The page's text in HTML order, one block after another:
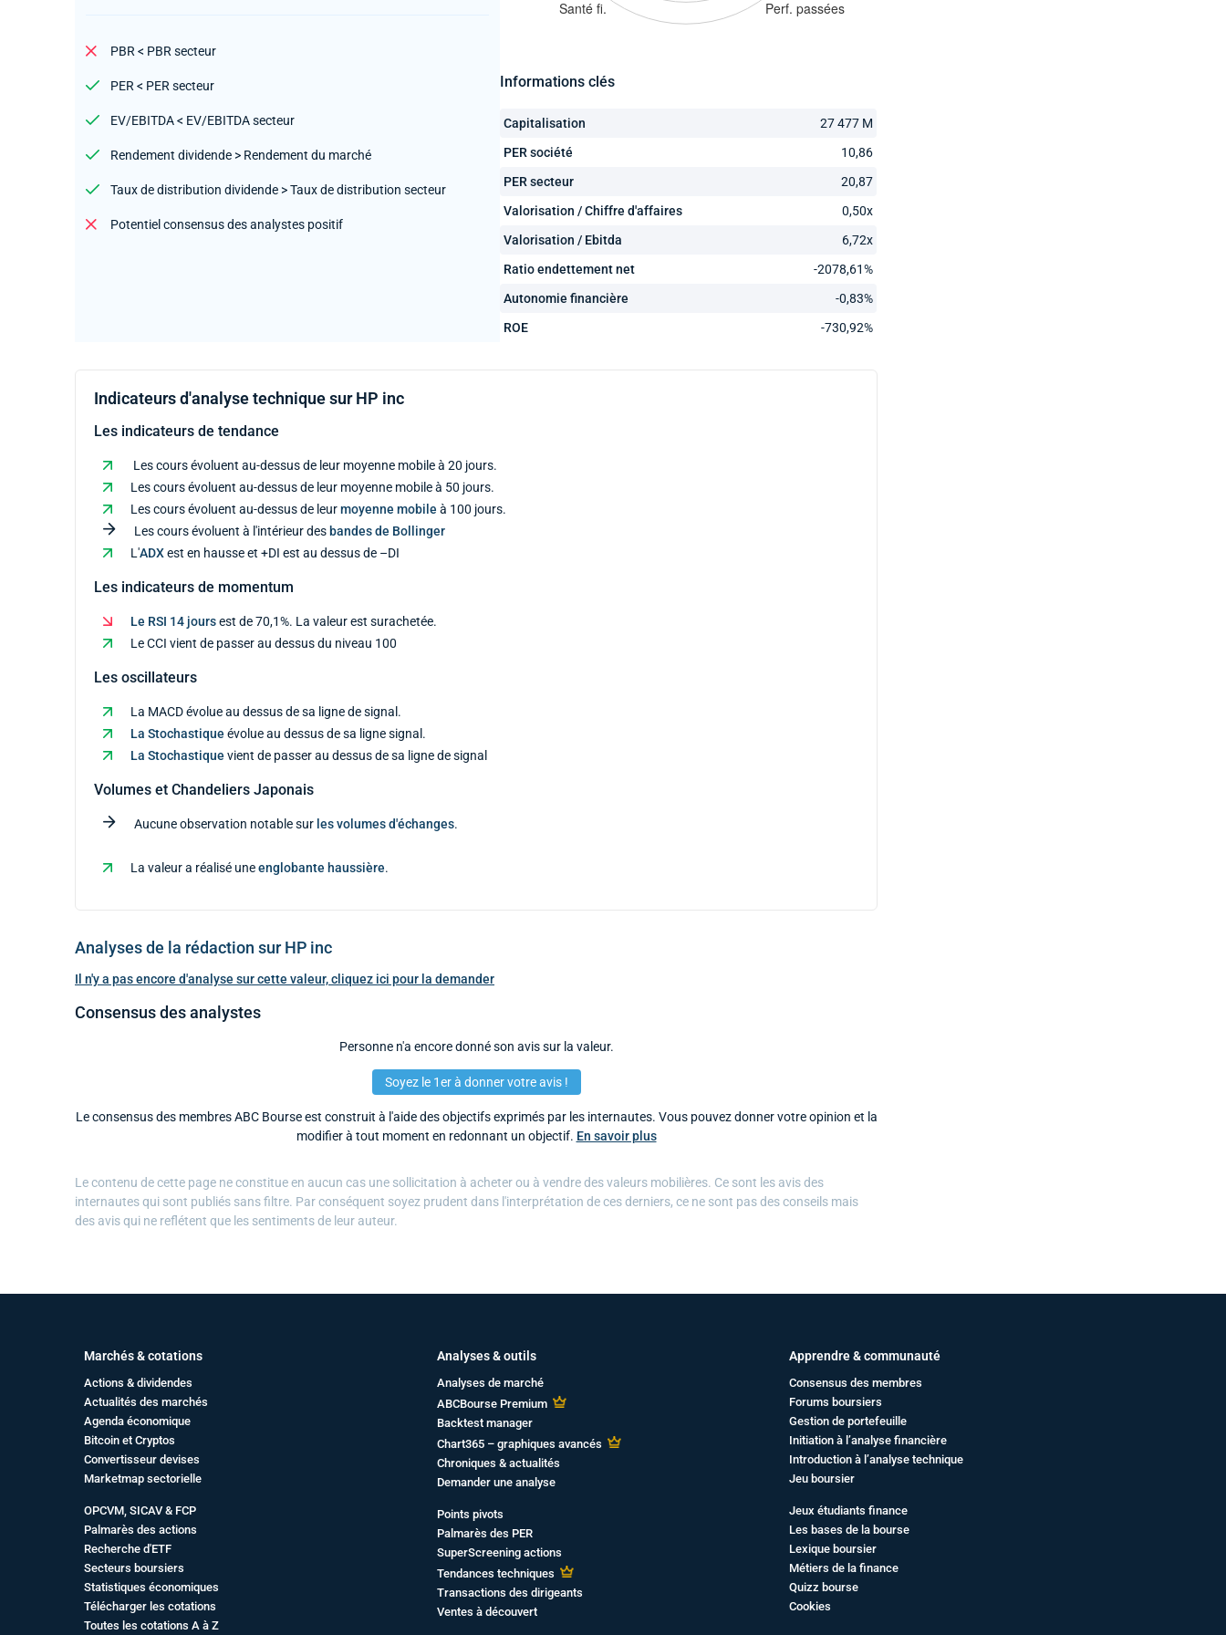
PBR < PBR secteur
PER < PER secteur
EV/EBITDA < EV/EBITDA secteur
Rendement dividende > Rendement du marché
Taux de distribution dividende > Taux de distribution secteur
Potentiel consensus des analystes positif
Informations clés
Capitalisation
27 477 M
PER société
10,86
PER secteur
20,87
Valorisation / Chiffre d'affaires
0,50x
Valorisation / Ebitda
6,72x
Ratio endettement net
-2078,61%
Autonomie financière
-0,83%
ROE
-730,92%
Indicateurs d'analyse technique sur HP inc
Les indicateurs de tendance
Les cours évoluent au-dessus de leur moyenne mobile à 20 jours.
Les cours évoluent au-dessus de leur moyenne mobile à 50 jours.
Les cours évoluent au-dessus de leurmoyenne mobile à 100 jours.
Les cours évoluent à l'intérieur des bandes de Bollinger
L'ADXest en hausse et +DI est au dessus de –DI
Les indicateurs de momentum
Le RSI 14 joursest de 70,1%. La valeur est surachetée.
Le CCI vient de passer au dessus du niveau 100
Les oscillateurs
La MACD évolue au dessus de sa ligne de signal.
La Stochastique évolue au dessus de sa ligne signal.
La Stochastique vient de passer au dessus de sa ligne de signal
Volumes et Chandeliers Japonais
Aucune observation notable sur les volumes d'échanges.
La valeur a réalisé uneenglobante haussière.
Analyses de la rédaction sur HP inc
Il n'y a pas encore d'analyse sur cette valeur, cliquez ici pour la demander
Consensus des analystes
Personne n'a encore donné son avis sur la valeur.
Soyez le 1er à donner votre avis !
Le consensus des membres ABC Bourse est construit à l'aide des objectifs exprimés par les internautes. Vous pouvez donner votre opinion et la
modifier à tout moment en redonnant un objectif. En savoir plus
Le contenu de cette page ne constitue en aucun cas une sollicitation à acheter ou à vendre des valeurs mobilières. Ce sont les avis des
internautes qui sont publiés sans filtre. Par conséquent soyez prudent dans l'interprétation de ces derniers, ce ne sont pas des conseils mais
des avis qui ne reflétent que les sentiments de leur auteur.
Marchés & cotations
Actions & dividendes
Actualités des marchés
Agenda économique
Bitcoin et Cryptos
Convertisseur devises
Marketmap sectorielle
OPCVM, SICAV & FCP
Palmarès des actions
Recherche d'ETF
Secteurs boursiers
Statistiques économiques
Télécharger les cotations
Toutes les cotations A à Z
Analyses & outils
Analyses de marché
ABCBourse Premium
Backtest manager
Chart365 – graphiques avancés
Chroniques & actualités
Demander une analyse
Points pivots
Palmarès des PER
SuperScreening actions
Tendances techniques
Transactions des dirigeants
Ventes à découvert
Apprendre & communauté
Consensus des membres
Forums boursiers
Gestion de portefeuille
Initiation à l’analyse financière
Introduction à l’analyse technique
Jeu boursier
Jeux étudiants finance
Les bases de la bourse
Lexique boursier
Métiers de la finance
Quizz bourse
Cookies